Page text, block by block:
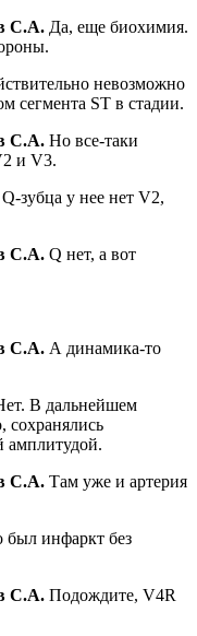
С.А. Да, еще биохимия.
невозможно
сегмента ST в стадии.
С.А. Но все-таки
и V3.
зубца у нее нет V2,
С.А. Q нет, а вот
С.А. А динамика-то
В дальнейшем
сохранялись
амплитудой.
С.А. Там уже и артерия
был инфаркт без
С.А. Подождите, V4R